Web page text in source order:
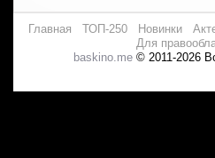
Главная ТОП-250 Новинки
Для
baskino.me© 2011-2026